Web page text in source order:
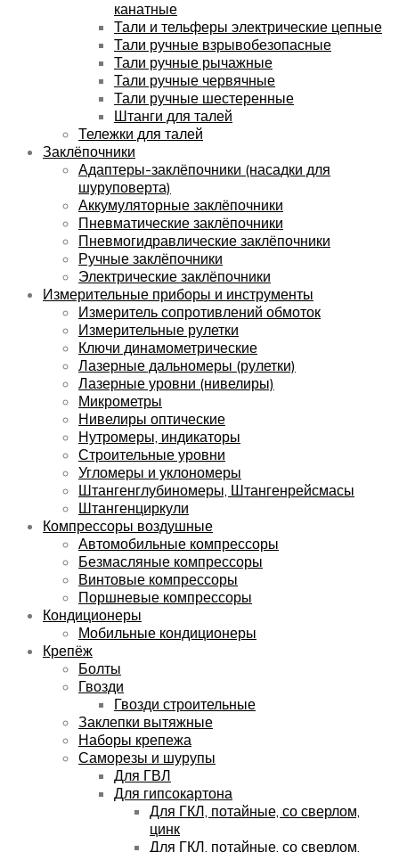
канатные
Тали и тельферы электрические цепные
Тали ручные взрывобезопасные
Тали ручные рычажные
Тали ручные червячные
Тали ручные шестеренные
Штанги для талей
Тележки для талей
Заклёпочники
Адаптеры-заклёпочники (насадки для
шуруповерта)
Аккумуляторные заклёпочники
Пневматические заклёпочники
Пневмогидравлические заклёпочники
Ручные заклёпочники
Электрические заклёпочники
Измерительные приборы и инструменты
Измеритель сопротивлений обмоток
Измерительные рулетки
Ключи динамометрические
Лазерные дальномеры (рулетки)
Лазерные уровни (нивелиры)
Микрометры
Нивелиры оптические
Нутромеры, индикаторы
Строительные уровни
Угломеры и уклономеры
Штангенглубиномеры, Штангенрейсмасы
Штангенциркули
Компрессоры воздушные
Автомобильные компрессоры
Безмасляные компрессоры
Винтовые компрессоры
Поршневые компрессоры
Кондиционеры
Мобильные кондиционеры
Крепёж
Болты
Гвозди
Гвозди строительные
Заклепки вытяжные
Наборы крепежа
Саморезы и шурупы
Для ГВЛ
Для гипсокартона
Для ГКЛ, потайные, со сверлом,
цинк
Для ГКЛ, потайные, со сверлом,